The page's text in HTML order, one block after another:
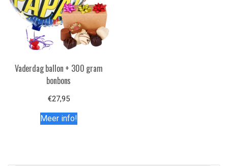
Vaderdag ballon + 300 gram
bonbons
€27,95
Meer info!